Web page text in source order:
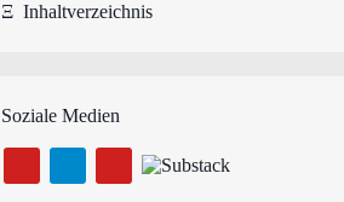
ΞInhaltverzeichnis
Soziale Medien